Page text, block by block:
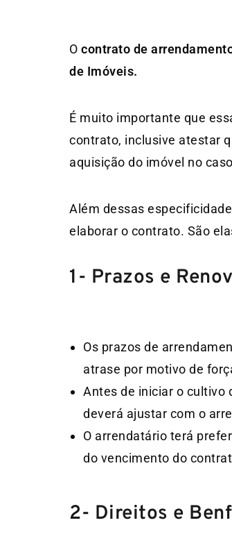
O contrato de
de Imóveis.
É muito importante que
contrato, inclusive atestar
aquisição do imóvel no
Além dessas
elaborar o contrato. São
1- Prazos e
Os prazos de
atrase por motivo de
Antes de iniciar o cultivo
deverá ajustar com o
O arrendatário terá
do vencimento do
2- Direitos e